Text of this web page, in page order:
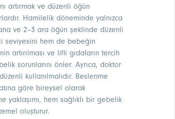
artırmak ve düzenli öğün
Hamilelik döneminde yalnızca
ve 2–3 ara öğün şeklinde düzenli
seviyesini hem de bebeğin
artırılması ve lifli gıdaların tercih
sorunlarını önler. Ayrıca, doktor
kullanılmalıdır. Beslenme
göre bireysel olarak
yaklaşımı, hem sağlıklı bir gebelik
oluşturur.